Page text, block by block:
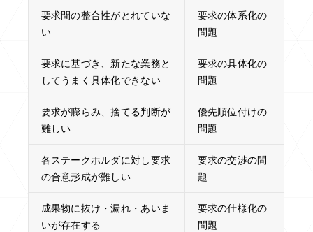
要求間の整合性がとれていな
い
要求の体系化の
問題
要求に基づき、新たな業務と
してうまく具体化できない
要求の具体化の
問題
要求が膨らみ、捨てる判断が
難しい
優先順位付けの
問題
各ステークホルダに対し要求
の合意形成が難しい
要求の交渉の問
題
成果物に抜け・漏れ・あいま
いが存在する
要求の仕様化の
問題